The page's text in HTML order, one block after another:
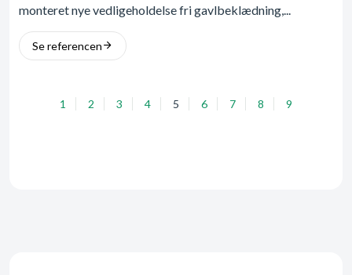
monteret nye vedligeholdelse fri gavlbeklædning,...
Se referencen
1 2 3 4 5 6 7 8 9